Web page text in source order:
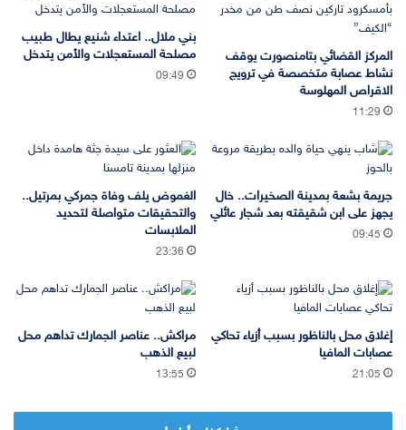
المركز القضائي بتامنصورت يوقف
نشاط عصابة متخصصة في ترويج
الاقراص المهلوسة
11:29
بني ملال.. اعتداء شنيع يطال طبيب
مصلحة المستعجلات والأمن يتدخل
09:49
جريمة بشعة بمدينة الصخيرات.. خال
يجهز على ابن شقيقته بعد شجار عائلي
09:45
الغموض يلف وفاة جمركي بمرتيل..
والتحقيقات متواصلة لتحديد
الملابسات
23:36
إغلاق محل بالناظور بسبب أزياء تحاكي
عصابات المافيا
21:05
مراكش.. عناصر الجمارك تداهم محل
لبيع الذهب
13:55